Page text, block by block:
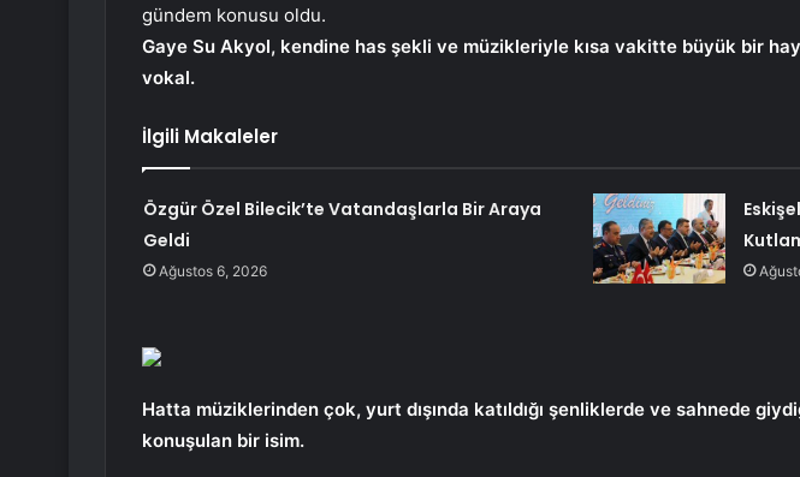
gündem konusu oldu.
Gaye Su Akyol, kendine has şekli ve müzikleriyle kısa vakitte büyük bir
vokal.
İlgili Makaleler
Özgür Özel Bilecik’te Vatandaşlarla Bir Araya
Geldi
Ağustos 6, 2026
Hatta müziklerinden çok, yurt dışında katıldığı şenliklerde ve sahnede
konuşulan bir isim.